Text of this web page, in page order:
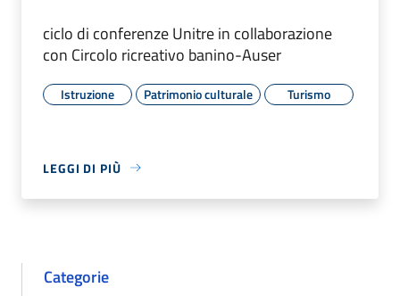
ciclo di conferenze Unitre in collaborazione
con Circolo ricreativo banino-Auser
Istruzione Patrimonio culturale Turismo
LEGGI DI PIÙ
Categorie